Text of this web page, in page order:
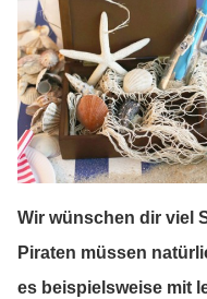
Wir wünschen dir viel
Piraten müssen
es beispielsweise mit